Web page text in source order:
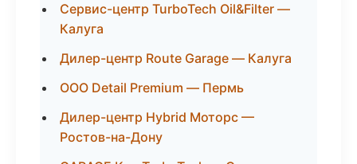
Сервис-центр TurboTech Oil&Filter —
Калуга
Дилер-центр Route Garage — Калуга
ООО Detail Premium — Пермь
Дилер-центр Hybrid Моторс —
Ростов-на-Дону